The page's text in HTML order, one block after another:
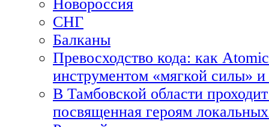
Новороссия
СНГ
Балканы
Превосходство кода: как
инструментом «мягкой силы» и
В Тамбовской области
посвященная героям